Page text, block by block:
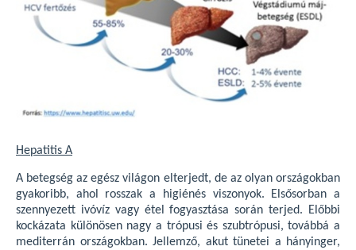
Hepatitis A
A betegség az egész világon elterjedt, de az olyan országokban
gyakoribb, ahol rosszak a higiénés viszonyok. Elsősorban a
szennyezett ivóvíz vagy étel fogyasztása során terjed. Előbbi
kockázata különösen nagy a trópusi és szubtrópusi, továbbá a
mediterrán országokban. Jellemző, akut tünetei a hányinger,